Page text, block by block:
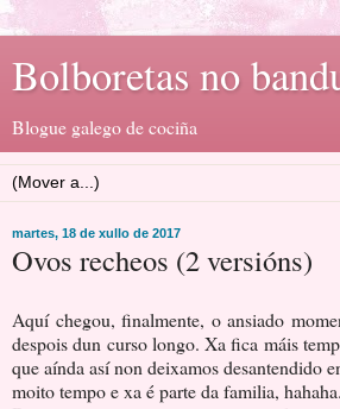
Bolboretas no
Blogue galego de cociña
martes, 18 de xullo de 2017
Ovos recheos (2 versións)
Aquí chegou, finalmente, o ansiado
despois dun curso longo. Xa fica máis
que aínda así non deixamos desantendido
moito tempo e xa é parte da familia, hahaha.